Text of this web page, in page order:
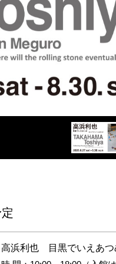
高浜利也 目黒でいえあつ